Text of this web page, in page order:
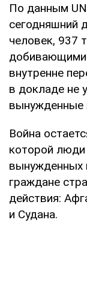
По данным
сегодняшний
человек, 937
внутренне
в докладе не
вынужденные
Война
которой
вынужденных
граждане
действия:
и Судана.